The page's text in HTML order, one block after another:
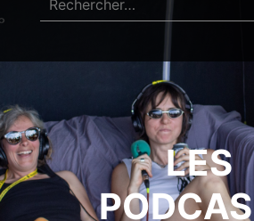
LES